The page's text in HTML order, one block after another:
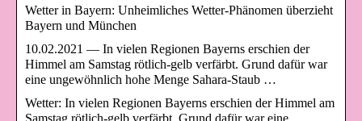
Wetter in Bayern: Unheimliches Wetter-Phänomen überzieht
Bayern und München
10.02.2021 — In vielen Regionen Bayerns erschien der
Himmel am Samstag rötlich-gelb verfärbt. Grund dafür war
eine ungewöhnlich hohe Menge Sahara-Staub …
Wetter: In vielen Regionen Bayerns erschien der Himmel am